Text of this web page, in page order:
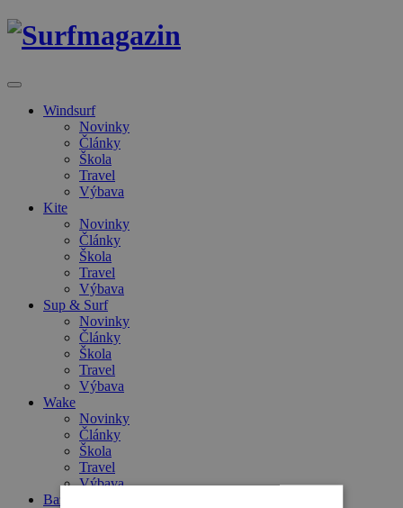
Windsurf
Novinky
Články
Škola
Travel
Výbava
Kite
Novinky
Články
Škola
Travel
Výbava
Sup & Surf
Novinky
Články
Škola
Travel
Výbava
Wake
Novinky
Články
Škola
Travel
Výbava
Bazár